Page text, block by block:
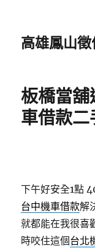
高雄鳳山
板橋當
車借款
下午好安全1點
台中機車借款解
就都能在我很喜
時咬住這個台北